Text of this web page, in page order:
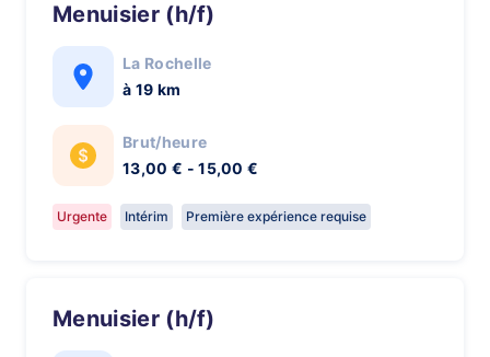
Menuisier (h/f)
La Rochelle
à 19 km
Brut/heure
13,00 € - 15,00 €
Urgente Intérim Première expérience requise
Menuisier (h/f)